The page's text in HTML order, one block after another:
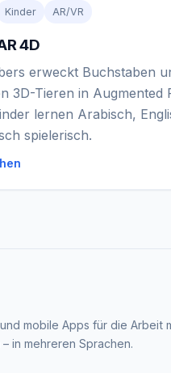
Kinder AR/VR
4D
erweckt Buchstaben
3D-Tieren in Augmented
lernen Arabisch,
spielerisch.
mobile Apps für die Arbeit
in mehreren Sprachen.